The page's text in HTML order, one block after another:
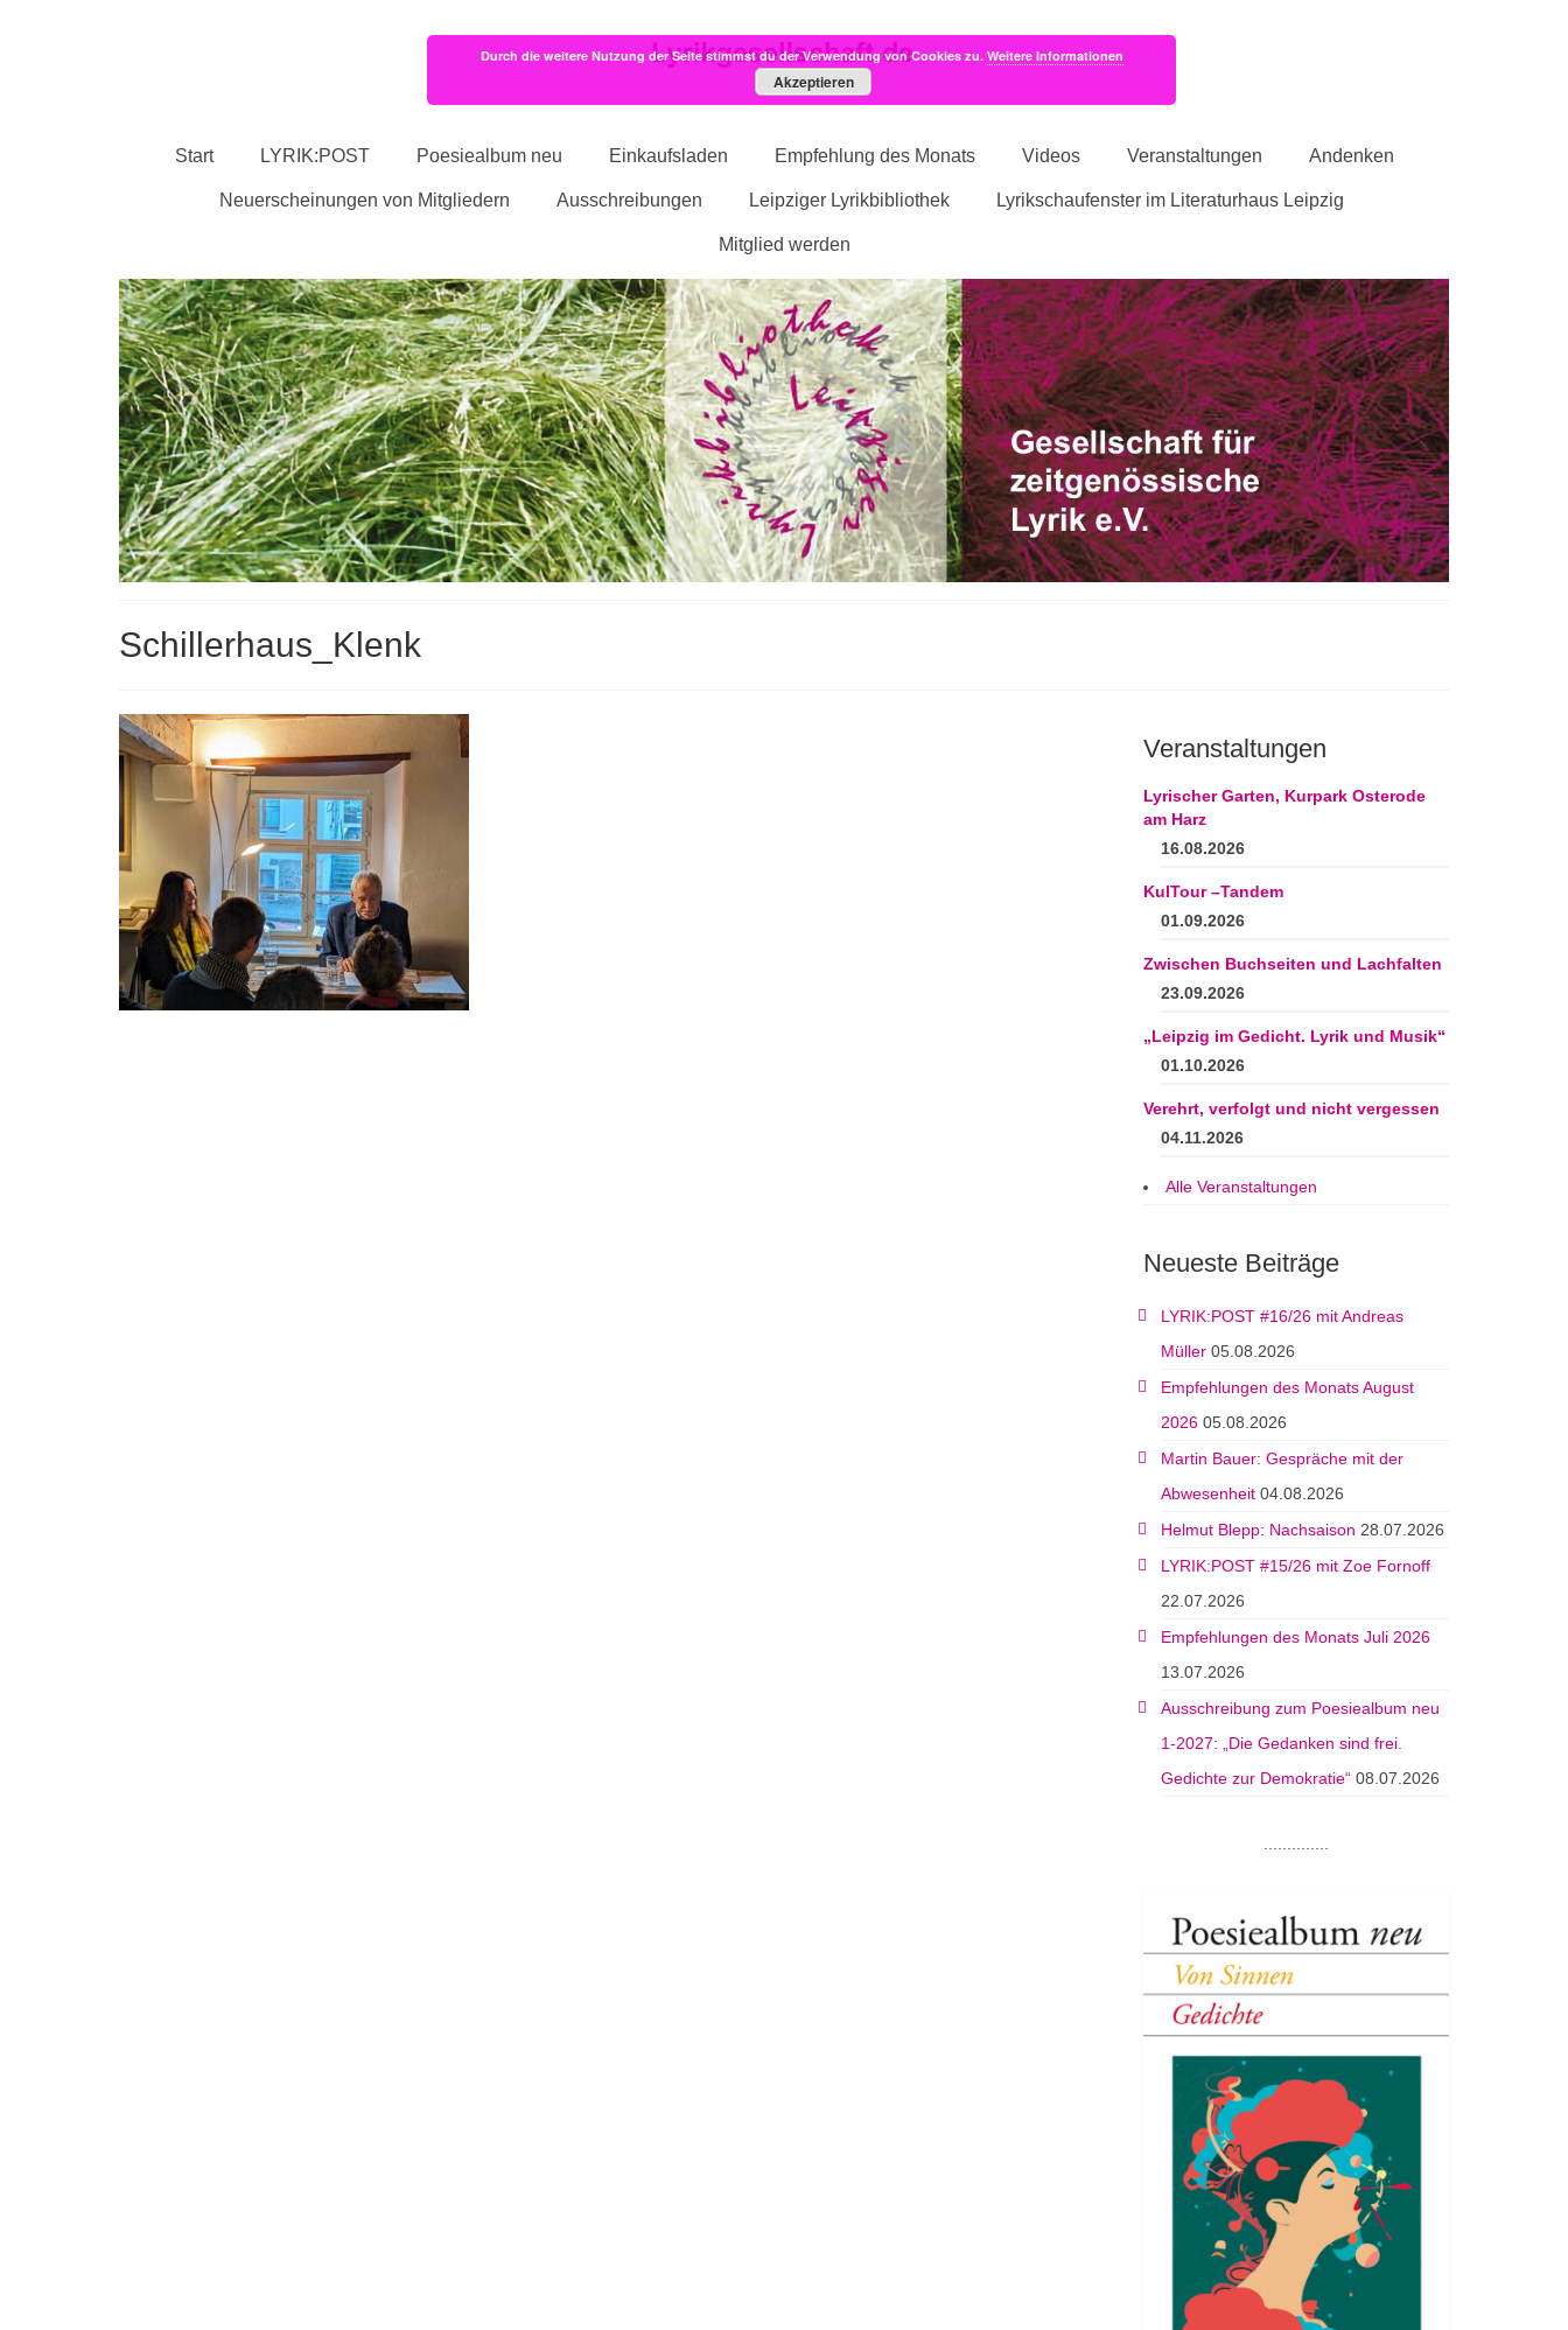
Start LYRIK:POST Poesiealbum neu Einkaufsladen Empfehlung des Monats Videos Veranstaltungen Andenken
Neuerscheinungen von Mitgliedern Ausschreibungen Leipziger Lyrikbibliothek Lyrikschaufenster im Literaturhaus Leipzig
Mitglied werden
Schillerhaus_Klenk
Veranstaltungen
Lyrischer Garten, Kurpark Osterode
am Harz
16.08.2026
KulTour –Tandem
01.09.2026
Zwischen Buchseiten und Lachfalten
23.09.2026
„Leipzig im Gedicht. Lyrik und Musik“
01.10.2026
Verehrt, verfolgt und nicht vergessen
04.11.2026
Alle Veranstaltungen
Neueste Beiträge
LYRIK:POST #16/26 mit Andreas
Müller 05.08.2026
Empfehlungen des Monats August
2026 05.08.2026
Martin Bauer: Gespräche mit der
Abwesenheit 04.08.2026
Helmut Blepp: Nachsaison 28.07.2026
LYRIK:POST #15/26 mit Zoe Fornoff
22.07.2026
Empfehlungen des Monats Juli 2026
13.07.2026
Ausschreibung zum Poesiealbum neu
1-2027: „Die Gedanken sind frei.
Gedichte zur Demokratie“ 08.07.2026
Durch die weitere Nutzung der Seite stimmst du der Verwendung von Cookies zu. Weitere Informationen
Akzeptieren